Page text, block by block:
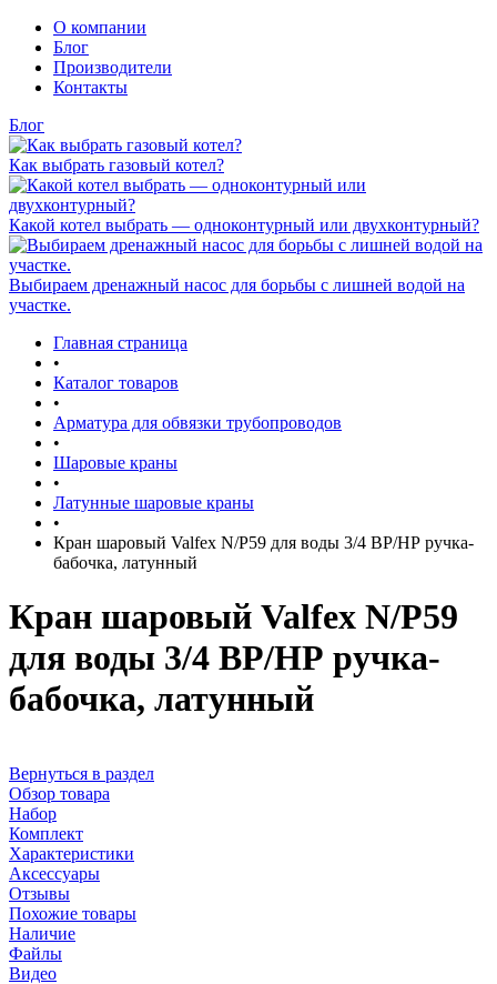
О компании
Блог
Производители
Контакты
Блог
Как выбрать газовый котел?
Какой котел выбрать — одноконтурный или двухконтурный?
Выбираем дренажный насос для борьбы с лишней водой на
участке.
Главная страница
•
Каталог товаров
•
Арматура для обвязки трубопроводов
•
Шаровые краны
•
Латунные шаровые краны
•
Кран шаровый Valfex N/P59 для воды 3/4 ВР/НР ручка-
бабочка, латунный
Кран шаровый Valfex N/P59
для воды 3/4 ВР/НР ручка-
бабочка, латунный
Вернуться в раздел
Обзор товара
Набор
Комплект
Характеристики
Аксессуары
Отзывы
Похожие товары
Наличие
Файлы
Видео